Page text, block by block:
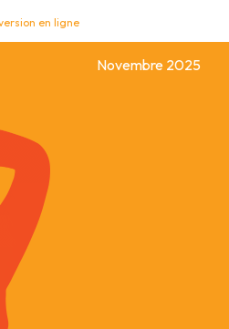
en ligne
Novembre 2025